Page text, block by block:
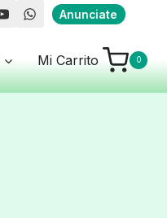
Anunciate
Mi Carrito 0